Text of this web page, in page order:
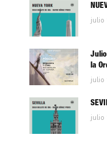
julio
la
julio
julio